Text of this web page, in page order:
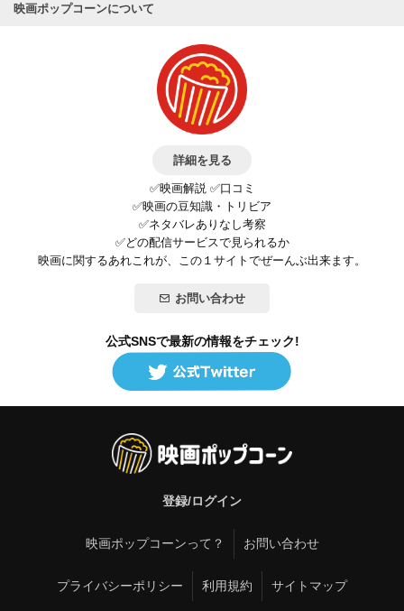
映画ポップコーンについて
詳細を見る
✅映画解説 ✅口コミ
✅映画の豆知識・トリビア
✅ネタバレありなし考察
✅どの配信サービスで見られるか
映画に関するあれこれが、この１サイトでぜーんぶ出来ます。
お問い合わせ
公式SNSで最新の情報をチェック!
登録/ログイン
映画ポップコーンって？ お問い合わせ
プライバシーポリシー 利用規約 サイトマップ